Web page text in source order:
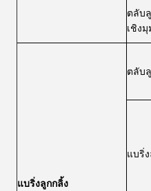
ตลับ
เชิงมุ
แบริ่งลูกกลิ้ง
ตลับ
แบริ่